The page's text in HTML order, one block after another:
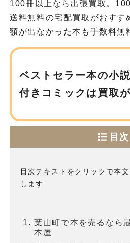
100冊以上なら出張買取。
送料無料の宅配買取がおすす
額が出なかった本も手数料無
ベストセラー本の小
付きコミックは買取
目次
目次テキストをクリックで本
します
葉山町で本を売るなら
本屋